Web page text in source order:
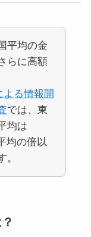
平均の金
らに高額
よる情報開
では、東
均は
均の倍以
。